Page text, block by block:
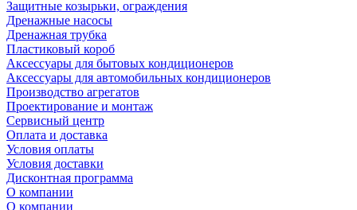
Защитные козырьки, ограждения
Дренажные насосы
Дренажная трубка
Пластиковый короб
Аксессуары для бытовых кондиционеров
Аксессуары для автомобильных кондиционеров
Производство агрегатов
Проектирование и монтаж
Сервисный центр
Оплата и доставка
Условия оплаты
Условия доставки
Дисконтная программа
О компании
О компании